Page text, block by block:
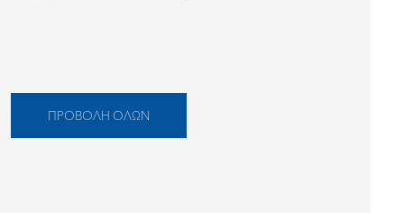
ΠΡΟΒΟΛΉ ΌΛΩΝ